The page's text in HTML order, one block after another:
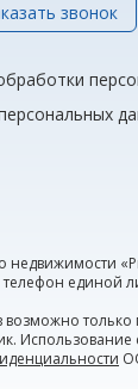
звонок
недвижимости
единой
только
Использование